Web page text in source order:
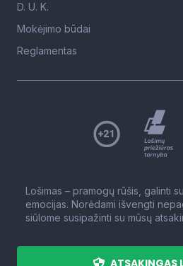
D. U. K.
Mokėjimo būdai
Reglamentas
Lošimas – pramogų rūšis, galinti
emocijas. Norėdami išvengti
siūlome susipažinti su mūsų